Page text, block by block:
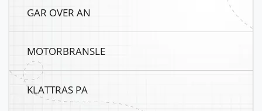
GAR OVER AN
MOTORBRANSLE
KLATTRAS PA